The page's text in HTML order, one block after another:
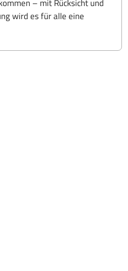
– mit Rücksicht und
wird es für alle eine